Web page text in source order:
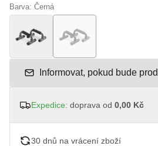
Barva: Černá
Informovat, pokud bude
Expedice: doprava od 0,00 Kč
30 dnů na vrácení zboží